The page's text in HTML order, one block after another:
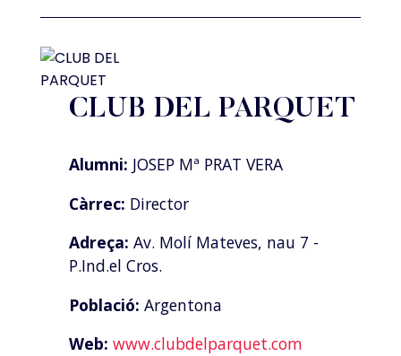
CLUB DEL PARQUET
Alumni: JOSEP Mª PRAT VERA
Càrrec: Director
Adreça: Av. Molí Mateves, nau 7 -
P.Ind.el Cros.
Població: Argentona
Web: www.clubdelparquet.com